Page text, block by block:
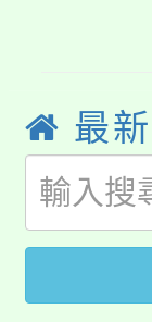
生
公
代
公
代
轉
《轉
最